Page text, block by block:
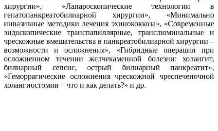
хирургии», «Лапароскопические технологии в
гепатопанкреатобилиарной хирургии», «Минимально
инвазивные методики лечения эхинококкоза», «Современные
эндоскопические транспапиллярные, транслюминальные и
чрескожные вмешательства в панкреатобилиарной хирургии –
возможности и осложнения», «Гибридные операции при
осложненном течении желчекаменной болезни: холангит,
билиарный сепсис, острый билиарный панкреатит»,
«Геморрагические осложнения чрескожной чреспеченочной
холангиостомии – что и как делать?» и др.